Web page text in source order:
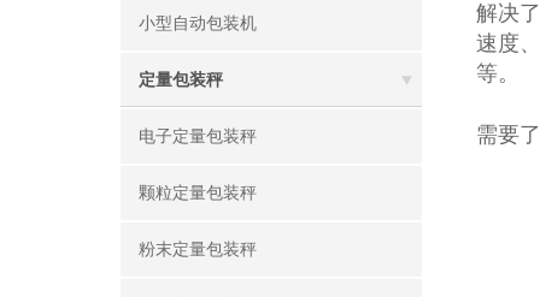
小型自动包装机
定量包装秤
电子定量包装秤
颗粒定量包装秤
粉末定量包装秤
解决
速度
等。
需要